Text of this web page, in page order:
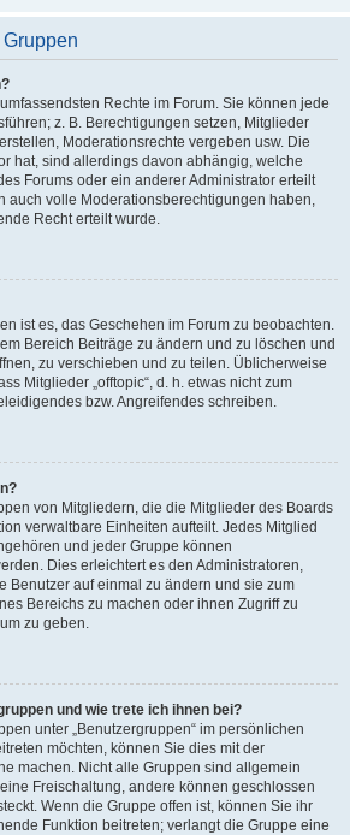
Rechte im Forum. Sie können jede
z. B. Berechtigungen setzen, Mitglieder
Moderationsrechte vergeben usw. Die
hat, sind allerdings davon abhängig, welche
Forums oder ein anderer Administrator erteilt
auch volle Moderationsberechtigungen haben,
Recht erteilt wurde.
ist es, das Geschehen im Forum zu beobachten.
Bereich Beiträge zu ändern und zu löschen und
zu verschieben und zu teilen. Üblicherweise
Mitglieder „offtopic“, d. h. etwas nicht zum
bzw. Angreifendes schreiben.
von Mitgliedern, die die Mitglieder des Boards
verwaltbare Einheiten aufteilt. Jedes Mitglied
und jeder Gruppe können
Dies erleichtert es den Administratoren,
Benutzer auf einmal zu ändern und sie zum
Bereichs zu machen oder ihnen Zugriff zu
zu geben.
und wie trete ich ihnen bei?
unter „Benutzergruppen“ im persönlichen
möchten, können Sie dies mit der
machen. Nicht alle Gruppen sind allgemein
Freischaltung, andere können geschlossen
Wenn die Gruppe offen ist, können Sie ihr
Funktion beitreten; verlangt die Gruppe eine